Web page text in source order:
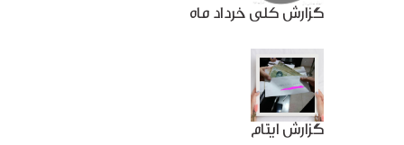
گزارش کلی خرداد ماه
گزارش ایتام